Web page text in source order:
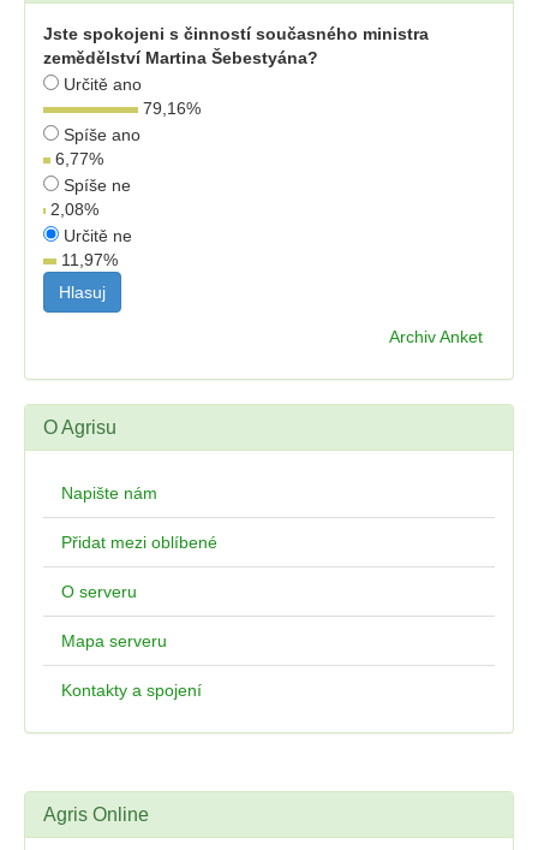
Jste spokojeni s činností současného ministra
zemědělství Martina Šebestyána?
Určitě ano
79,16%
Spíše ano
6,77%
Spíše ne
2,08%
Určitě ne
11,97%
Archiv Anket
O Agrisu
Napište nám
Přidat mezi oblíbené
O serveru
Mapa serveru
Kontakty a spojení
Agris Online